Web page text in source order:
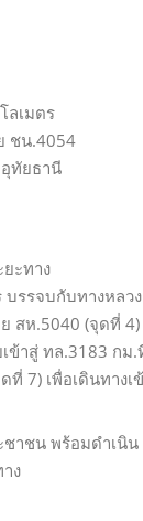
ลเมตร
ชน.4054
ทัยธานี
ะทาง
บรรจบกับทางหลวง
สห.5040 (จุดที่ 4)
ข้าสู่ ทล.3183 กม.
7) เพื่อเดินทางเ
ชาชน พร้อมดำเนิน
ง